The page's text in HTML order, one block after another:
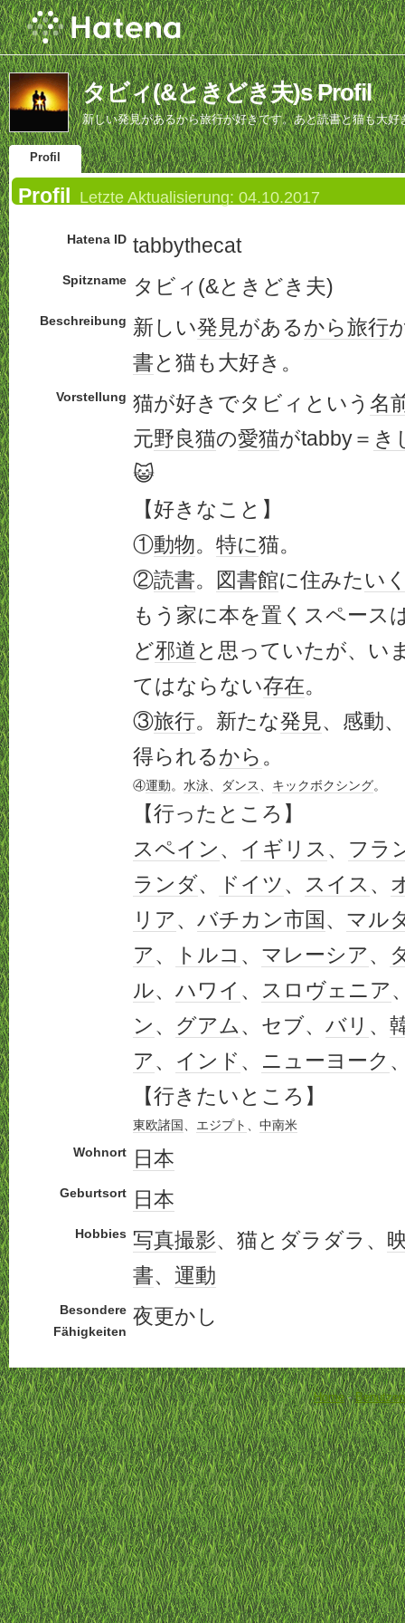
タビィ(&ときどき夫)s Profil
新しい発見があるから旅行が好きです。あと読書と猫も大好
Profil
Profil Letzte Aktualisierung: 04.10.2017
Hatena ID tabbythecat
Spitzname タビィ(&ときどき夫)
Beschreibung 新しい発見があるから旅行
書と猫も大好き。
Vorstellung 猫が好きでタビィという 名
元野良猫の愛猫がtabby＝ き
😺
【好きなこと】
①動物。 特に猫。
②読書。 図書館に住みた い
もう家に本を置くスペース
ど邪道 と思っていたが、い
てはならない存在。
③旅行。新たな発見、感動、
得られるから 。
④運動。 水泳、 ダンス、 キックボクシング。
【行ったところ】
スペイン、 イギリス 、 フラ
ランダ、 ドイツ、 スイス 、
リア、 バチカン市国 、 マル
ア、 トルコ 、 マレーシア、
ル、 ハワイ 、 スロヴェニア
ン、 グアム、セブ、 バリ 、
ア、 インド 、 ニューヨーク
【行きたいところ】
東欧諸国、 エジプト 、 中南米
Wohnort
日本
Geburtsort 日本
Hobbies 写真撮影、猫とダラダラ、
書、 運動
Besondere
Fähigkeiten
夜更かし
Home-